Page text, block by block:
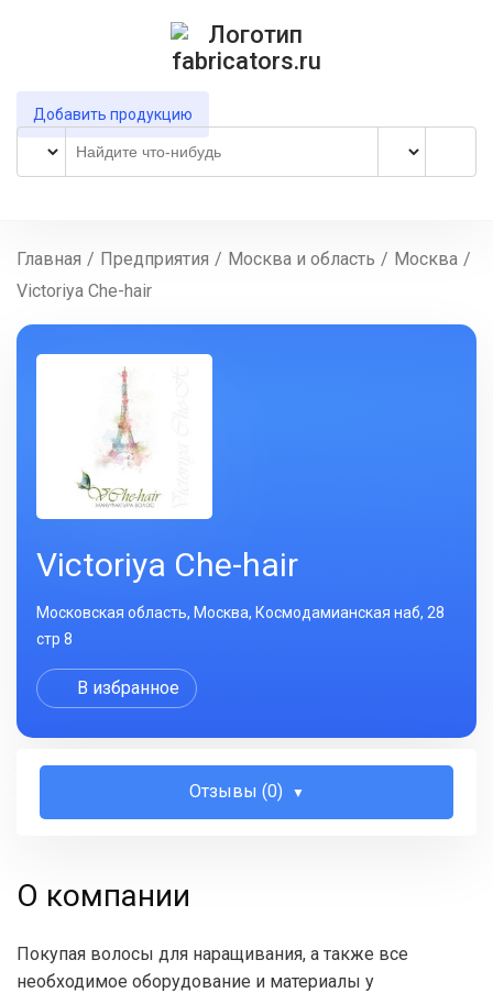
Добавить продукцию
Главная / Предприятия / Москва и область / Москва /
Victoriya Che-hair
Victoriya Che-hair
Московская область, Москва, Космодамианская наб, 28
стр 8
В избранное
Отзывы (0)
О компании
Покупая волосы для наращивания, а также все
необходимое оборудование и материалы у